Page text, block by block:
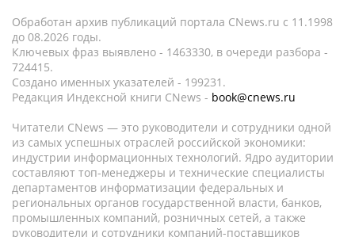
Обработан архив публикаций портала CNews.ru c 11.1998
до 08.2026 годы.
Ключевых фраз выявлено - 1463330, в очереди разбора -
724415.
Создано именных указателей - 199231.
Редакция Индексной книги CNews - book@cnews.ru
Читатели CNews — это руководители и сотрудники одной
из самых успешных отраслей российской экономики:
индустрии информационных технологий. Ядро аудитории
составляют топ-менеджеры и технические специалисты
департаментов информатизации федеральных и
региональных органов государственной власти, банков,
промышленных компаний, розничных сетей, а также
руководители и сотрудники компаний-поставщиков